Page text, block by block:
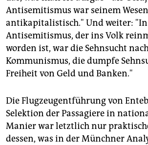
Antisemitismus war seinem
antikapitalistisch." Und weiter:
Antisemitismus, der ins Volk
worden ist, war die Sehnsucht
Kommunismus, die dumpfe
Freiheit von Geld und Banken."
Die Flugzeugentführung von
Selektion der Passagiere in
Manier war letztlich nur
dessen, was in der Münchner